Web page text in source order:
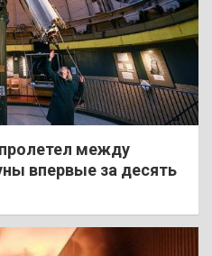
между
впервые за десять